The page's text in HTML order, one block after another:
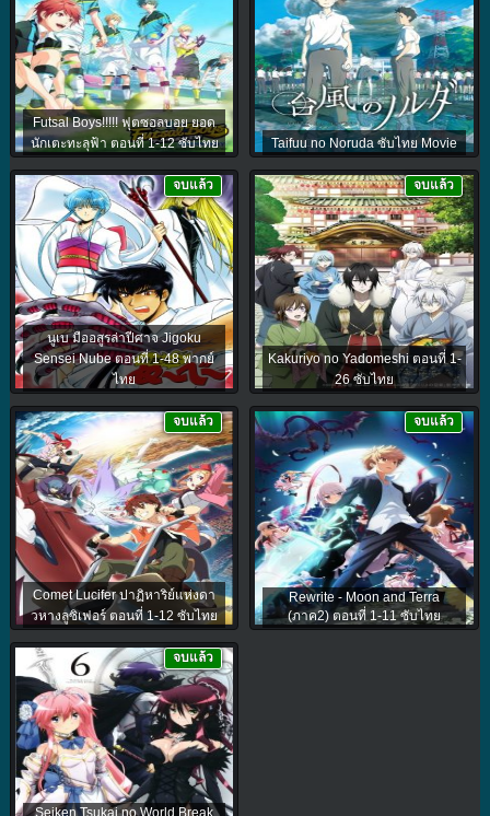
Futsal Boys!!!!! ฟุตซอลบอย ยอด
นักเตะทะลุฟ้า ตอนที่ 1-12 ซับไทย
Taifuu no Noruda ซับไทย Movie
นูเบ มืออสูรล่าปีศาจ Jigoku
Sensei Nube ตอนที่ 1-48 พากย์
ไทย
จบแล้ว
Kakuriyo no Yadomeshi ตอนที่ 1-
26 ซับไทย
จบแล้ว
Comet Lucifer ปาฏิหาริย์แห่งดา
วหางลูซิเฟอร์ ตอนที่ 1-12 ซับไทย
จบแล้ว
Rewrite - Moon and Terra
(ภาค2) ตอนที่ 1-11 ซับไทย
จบแล้ว
Seiken Tsukai no World Break
จบแล้ว